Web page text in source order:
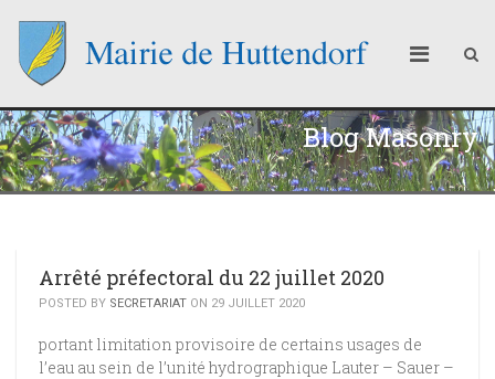
Blog Masonry
Arrêté préfectoral du 22 juillet 2020
POSTED BY SECRETARIAT ON 29 JUILLET 2020
portant limitation provisoire de certains usages de
l’eau au sein de l’unité hydrographique Lauter – Sauer –